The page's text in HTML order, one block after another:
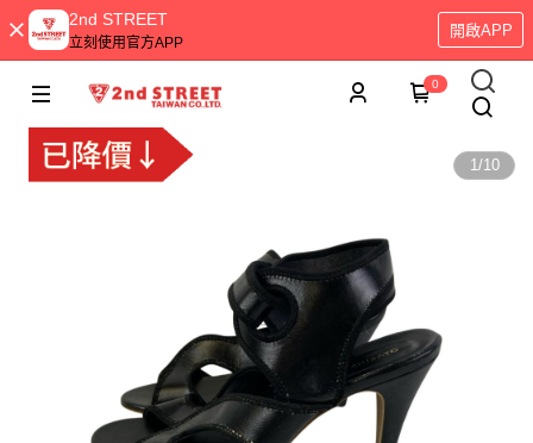
2nd STREET
立刻使用官方APP
開啟APP
0
1/10